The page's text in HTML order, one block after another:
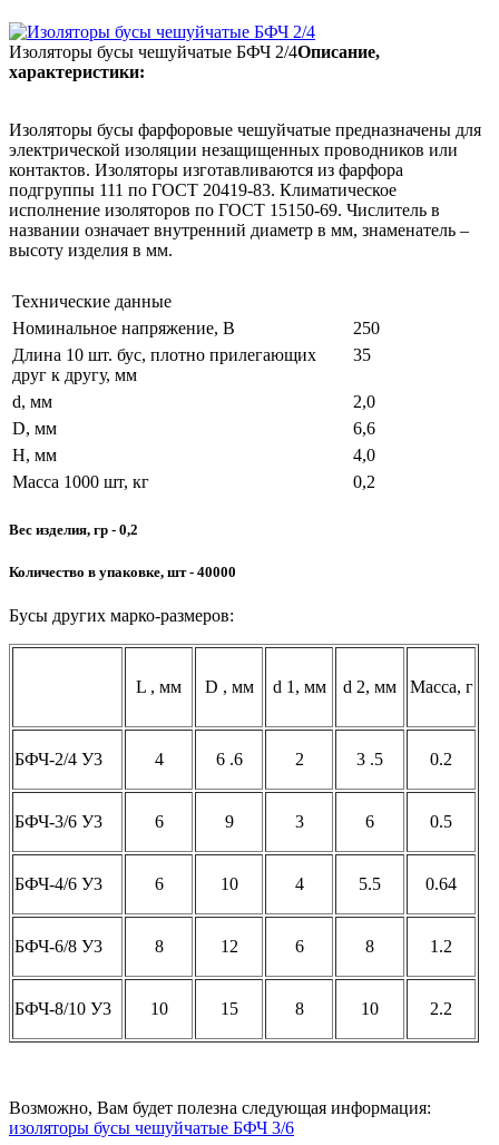
Изоляторы бусы чешуйчатые БФЧ 2/4Описание,
характеристики:
Изоляторы бусы фарфоровые чешуйчатые предназначены для
электрической изоляции незащищенных проводников или
контактов. Изоляторы изготавливаются из фарфора
подгруппы 111 по ГОСТ 20419-83. Климатическое
исполнение изоляторов по ГОСТ 15150-69. Числитель в
названии означает внутренний диаметр в мм, знаменатель –
высоту изделия в мм.
Технические данные
Номинальное напряжение, В
250
Длина 10 шт. бус, плотно прилегающих
друг к другу, мм
35
d, мм
2,0
D, мм
6,6
H, мм
4,0
Масса 1000 шт, кг
0,2
Вес изделия, гр - 0,2
Количество в упаковке, шт - 40000
Бусы других марко-размеров:
L , мм D , мм d 1, мм d 2, мм Масса, г
БФЧ-2/4 У3 4 6 .6 2 3 .5 0.2
БФЧ-3/6 У3 6 9 3 6 0.5
БФЧ-4/6 У3 6 10 4 5.5 0.64
БФЧ-6/8 У3 8 12 6 8 1.2
БФЧ-8/10 У3 10 15 8 10 2.2
Возможно, Вам будет полезна следующая информация:
изоляторы бусы чешуйчатые БФЧ 3/6